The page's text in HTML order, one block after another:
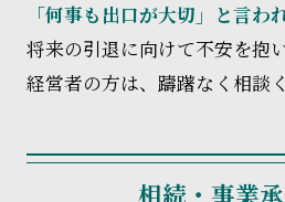
「何事も出口が大切」と言わ
将来の引退に向けて不安を抱
経営者の方は、躊躇なく相談
相続・事業